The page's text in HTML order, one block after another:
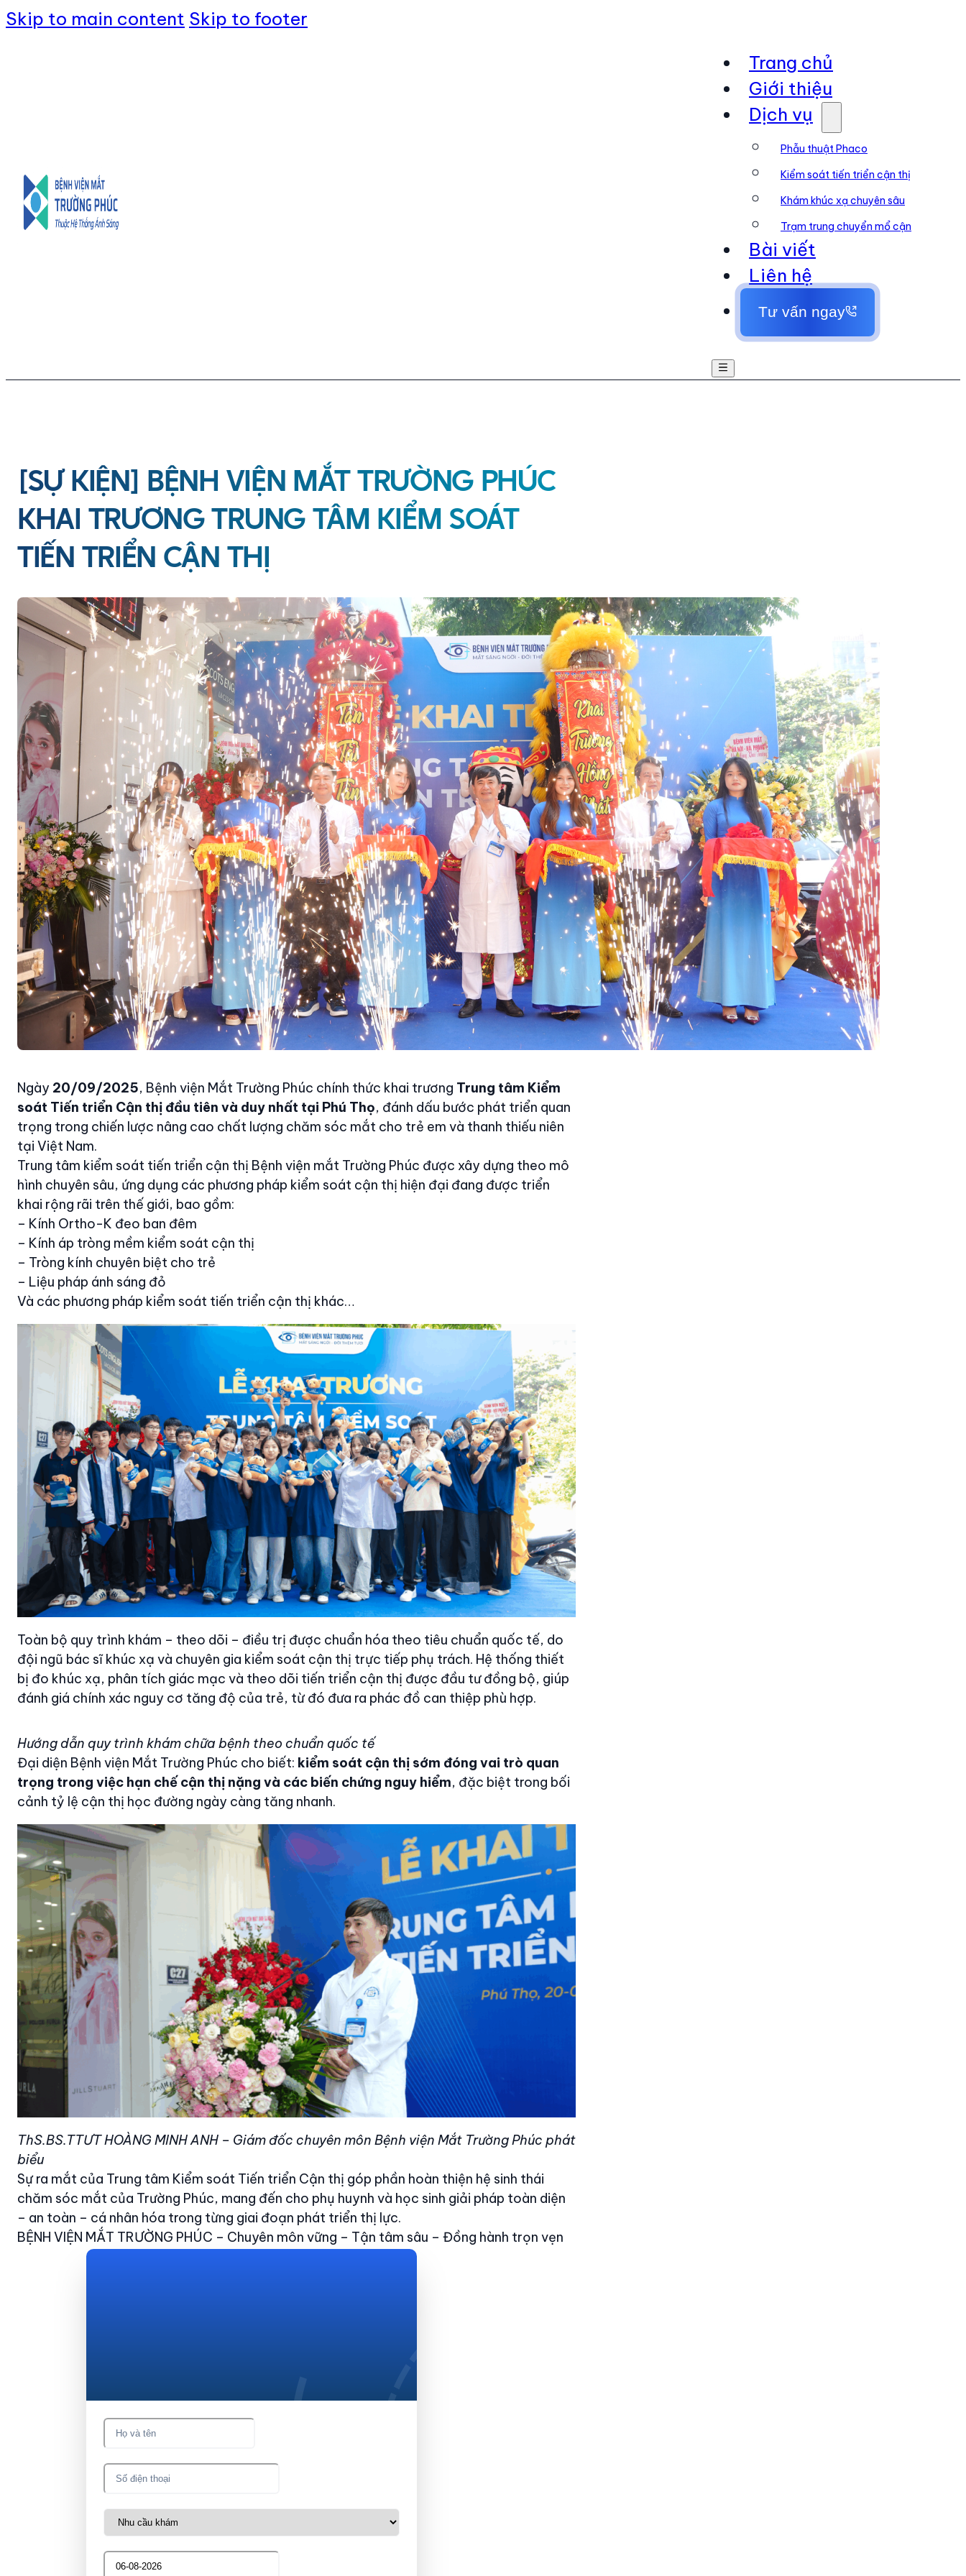
Skip to main content Skip to footer
Trang chủ
Giới thiệu
Dịch vụ
Phẫu thuật Phaco
Kiểm soát tiến triển cận thị
Khám khúc xạ chuyên sâu
Trạm trung chuyển mổ cận
Bài viết
Liên hệ
Tư vấn ngay
[SỰ KIỆN] BỆNH VIỆN MẮT TRƯỜNG PHÚC
KHAI TRƯƠNG TRUNG TÂM KIỂM SOÁT
TIẾN TRIỂN CẬN THỊ
Ngày 20/09/2025, Bệnh viện Mắt Trường Phúc chính thức khai trương Trung tâm Kiểm
soát Tiến triển Cận thị đầu tiên và duy nhất tại Phú Thọ, đánh dấu bước phát triển quan
trọng trong chiến lược nâng cao chất lượng chăm sóc mắt cho trẻ em và thanh thiếu niên
tại Việt Nam.
Trung tâm kiểm soát tiến triển cận thị Bệnh viện mắt Trường Phúc được xây dựng theo mô
hình chuyên sâu, ứng dụng các phương pháp kiểm soát cận thị hiện đại đang được triển
khai rộng rãi trên thế giới, bao gồm:
– Kính Ortho-K đeo ban đêm
– Kính áp tròng mềm kiểm soát cận thị
– Tròng kính chuyên biệt cho trẻ
– Liệu pháp ánh sáng đỏ
Và các phương pháp kiểm soát tiến triển cận thị khác…
Toàn bộ quy trình khám – theo dõi – điều trị được chuẩn hóa theo tiêu chuẩn quốc tế, do
đội ngũ bác sĩ khúc xạ và chuyên gia kiểm soát cận thị trực tiếp phụ trách. Hệ thống thiết
bị đo khúc xạ, phân tích giác mạc và theo dõi tiến triển cận thị được đầu tư đồng bộ, giúp
đánh giá chính xác nguy cơ tăng độ của trẻ, từ đó đưa ra phác đồ can thiệp phù hợp.
Hướng dẫn quy trình khám chữa bệnh theo chuẩn quốc tế
Đại diện Bệnh viện Mắt Trường Phúc cho biết: kiểm soát cận thị sớm đóng vai trò quan
trọng trong việc hạn chế cận thị nặng và các biến chứng nguy hiểm, đặc biệt trong bối
cảnh tỷ lệ cận thị học đường ngày càng tăng nhanh.
ThS.BS.TTƯT HOÀNG MINH ANH – Giám đốc chuyên môn Bệnh viện Mắt Trường Phúc phát
biểu
Sự ra mắt của Trung tâm Kiểm soát Tiến triển Cận thị góp phần hoàn thiện hệ sinh thái
chăm sóc mắt của Trường Phúc, mang đến cho phụ huynh và học sinh giải pháp toàn diện
– an toàn – cá nhân hóa trong từng giai đoạn phát triển thị lực.
BỆNH VIỆN MẮT TRƯỜNG PHÚC – Chuyên môn vững – Tận tâm sâu – Đồng hành trọn vẹn